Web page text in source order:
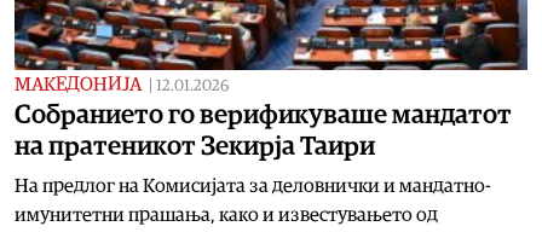
МАКЕДОНИЈА 12.01.2026
Собранието го верификуваше мандатот
на пратеникот Зекирја Таири
На предлог на Комисијата за деловнички и мандатно-
имунитетни прашања, како и известувањето од